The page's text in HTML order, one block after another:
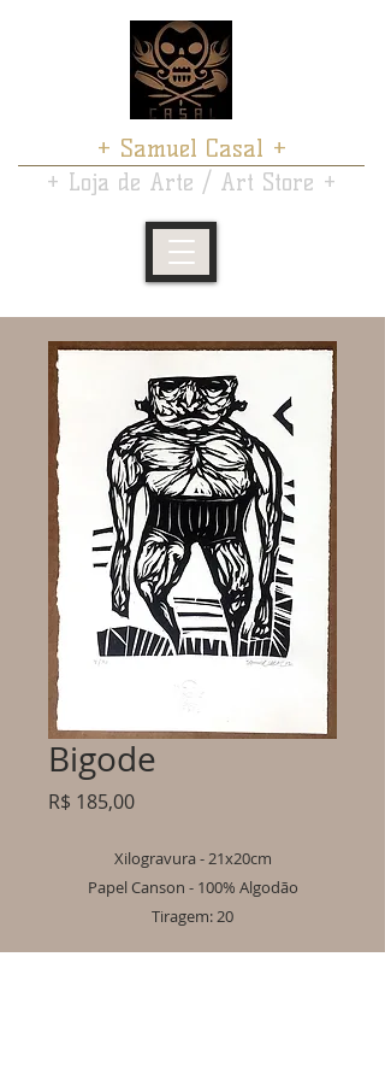
+ Samuel Casal +
+ Loja de Arte / Art Store +
Bigode
R$ 185,00Preço
Xilogravura - 21x20cm
Papel Canson - 100% Algodão
Tiragem: 20